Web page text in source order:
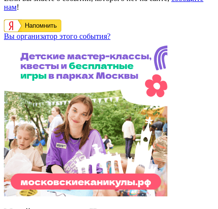
Выставка «Семья – душа России» 2026
С 26 июня по 27 сентября 2026 года в Царицыно пройдет
выставка, на которой представлены работы участников
Всероссийского конкурса художественных работ…
https://schema.org/InStock 2026-08-04T09:39:00+03:00
0
На нашем сайте вы найдете всю информацию про событие
выставка «Екатерина Великая. К 290-летию со дня
рождения».
Кудамоскоу — это интерактивная афиша самых интересных
событий Москвы.
Кудамоскоу в курсе всех событий, которые пройдут в Москве.
Если вы знаете о событии, которого нет на сайте,
нам
Напомнить